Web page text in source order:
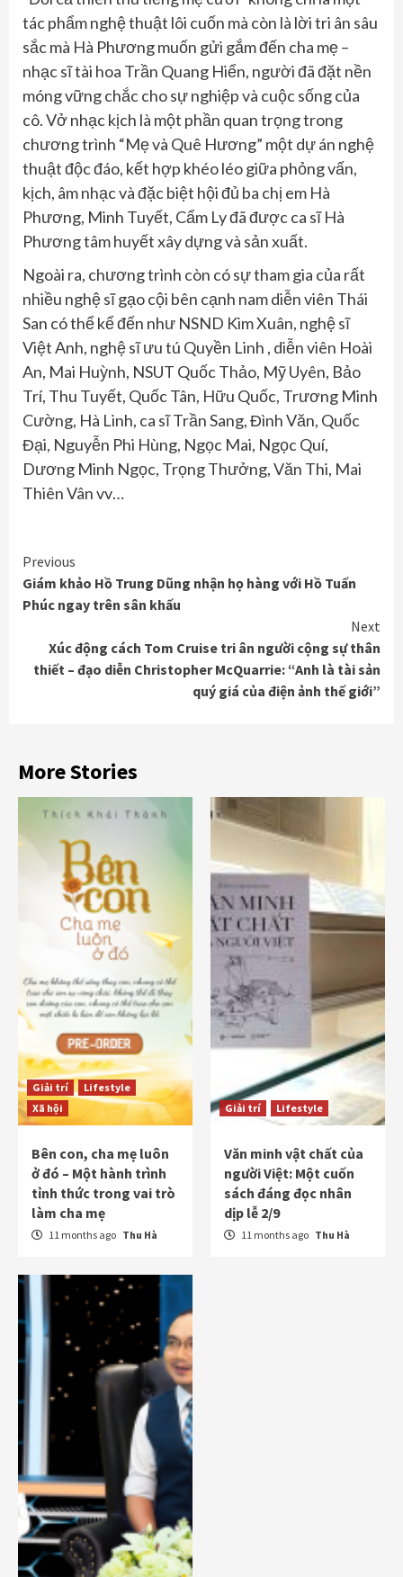
tác phẩm nghệ thuật lôi cuốn mà còn là lời tri ân sâu
sắc mà Hà Phương muốn gửi gắm đến cha mẹ –
nhạc sĩ tài hoa Trần Quang Hiển, người đã đặt nền
móng vững chắc cho sự nghiệp và cuộc sống của
cô. Vở nhạc kịch là một phần quan trọng trong
chương trình “Mẹ và Quê Hương” một dự án nghệ
thuật độc đáo, kết hợp khéo léo giữa phỏng vấn,
kịch, âm nhạc và đặc biệt hội đủ ba chị em Hà
Phương, Minh Tuyết, Cẩm Ly đã được ca sĩ Hà
Phương tâm huyết xây dựng và sản xuất.
Ngoài ra, chương trình còn có sự tham gia của rất
nhiều nghệ sĩ gạo cội bên cạnh nam diễn viên Thái
San có thể kể đến như NSND Kim Xuân, nghệ sĩ
Việt Anh, nghệ sĩ ưu tú Quyền Linh , diễn viên Hoài
An, Mai Huỳnh, NSUT Quốc Thảo, Mỹ Uyên, Bảo
Trí, Thu Tuyết, Quốc Tân, Hữu Quốc, Trương Minh
Cường, Hà Linh, ca sĩ Trần Sang, Đình Văn, Quốc
Đại, Nguyễn Phi Hùng, Ngọc Mai, Ngọc Quí,
Dương Minh Ngọc, Trọng Thưởng, Văn Thi, Mai
Thiên Vân vv…
Continue
Reading
Previous
Giám khảo Hồ Trung Dũng nhận họ hàng với Hồ Tuấn
Phúc ngay trên sân khấu
Next
Xúc động cách Tom Cruise tri ân người cộng sự thân
thiết – đạo diễn Christopher McQuarrie: “Anh là tài sản
quý giá của điện ảnh thế giới”
More Stories
Giải trí
Lifestyle
Xã hội
Bên con, cha mẹ luôn
ở đó – Một hành trình
tỉnh thức trong vai trò
làm cha mẹ
11 months ago Thu Hà
Giải trí Lifestyle
Văn minh vật chất của
người Việt: Một cuốn
sách đáng đọc nhân
dịp lễ 2/9
11 months ago Thu Hà